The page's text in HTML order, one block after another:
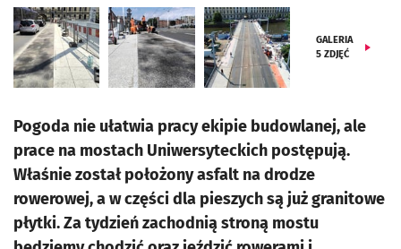
GALERIA
5 ZDJĘĆ
Pogoda nie ułatwia pracy ekipie budowlanej, ale
prace na mostach Uniwersyteckich postępują.
Właśnie został położony asfalt na drodze
rowerowej, a w części dla pieszych są już granitowe
płytki. Za tydzień zachodnią stroną mostu